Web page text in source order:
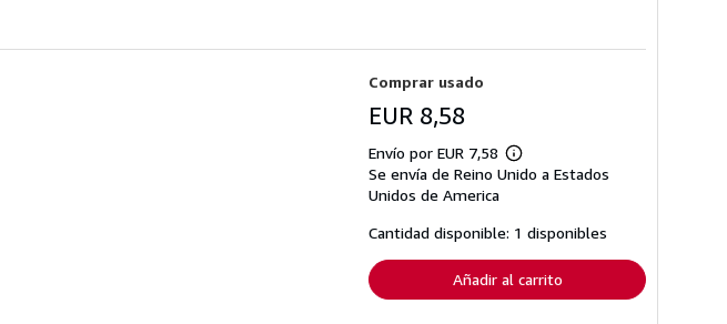
Comprar usado
EUR 8,58
Envío por EUR 7,58
Más
información
tarifas
de
envío
Se envía de Reino Unido a Estados
Unidos de America
Cantidad disponible: 1 disponibles
Añadir al carrito